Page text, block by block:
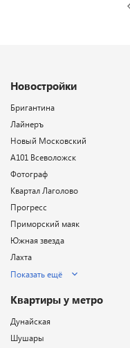
Новостройки
Бригантина
Лайнеръ
Новый Московский
А101 Всеволожск
Фотограф
Квартал Лаголово
Прогресс
Приморский маяк
Южная звезда
Лахта
Показать ещё
Квартиры у метро
Дунайская
Шушары